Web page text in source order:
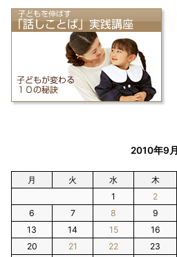
2010年9月
月 火 水 木
1
2
6
7 8 9
13
14 15 16
20
21 22 23